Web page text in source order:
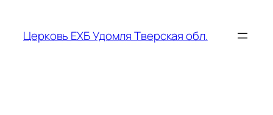
содержимому
Церковь ЕХБ Удомля Тверская обл.